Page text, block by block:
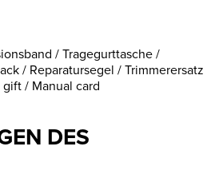
DES
/ Tragegurttasche /
/ Reparatursegel / Trimmerersatz
/ Manual card